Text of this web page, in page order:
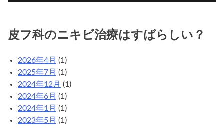
皮フ科のニキビ治療はすばらしい？
2026年4月 (1)
2025年7月 (1)
2024年12月 (1)
2024年6月 (1)
2024年1月 (1)
2023年5月 (1)